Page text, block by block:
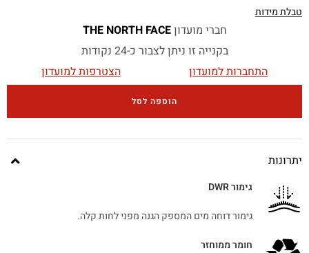
טבלת מידות
חברי מועדוןTHE NORTH FACE
בקנייה זו ניתן לצבור כ-24 נקודות
התחברות למועדון
הצטרפות למועדון
הוספה לסל
יתרונות
גימור DWR
גימור דוחה מים המספק הגנה מפני לחות קלה.
חומר ממוחזר